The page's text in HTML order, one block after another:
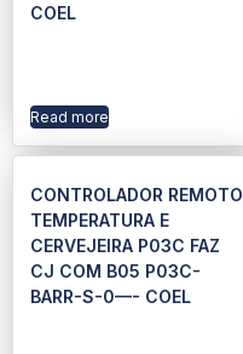
COEL
Read more
CONTROLADOR REMOTO
TEMPERATURA E
CERVEJEIRA P03C FAZ
CJ COM B05 P03C-
BARR-S-0—- COEL